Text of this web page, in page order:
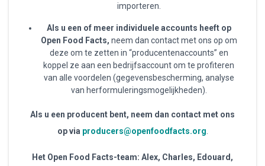
importeren.
Als u een of meer individuele accounts heeft op
Open Food Facts, neem dan contact met ons op om
deze om te zetten in “producentenaccounts” en
koppel ze aan een bedrijfsaccount om te profiteren
van alle voordelen (gegevensbescherming, analyse
van herformuleringsmogelijkheden).
Als u een producent bent, neem dan contact met ons
op via producers@openfoodfacts.org
Het Open Food Facts-team: Alex, Charles, Edouard,